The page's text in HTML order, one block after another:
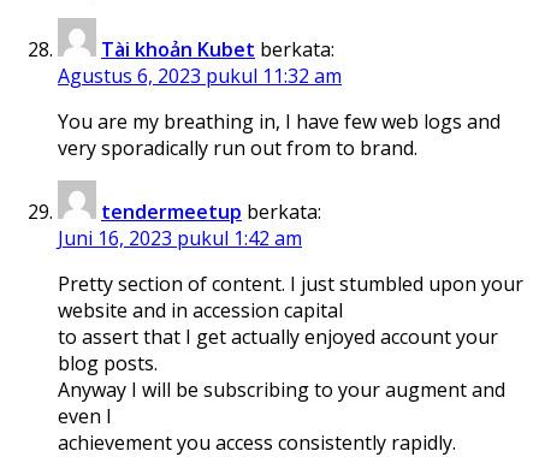
Tài khoản Kubet berkata:
Agustus 6, 2023 pukul 11:32 am
You are my breathing in, I have few web logs and
very sporadically run out from to brand.
tendermeetup berkata:
Juni 16, 2023 pukul 1:42 am
Pretty section of content. I just stumbled upon your
website and in accession capital
to assert that I get actually enjoyed account your
blog posts.
Anyway I will be subscribing to your augment and
even I
achievement you access consistently rapidly.